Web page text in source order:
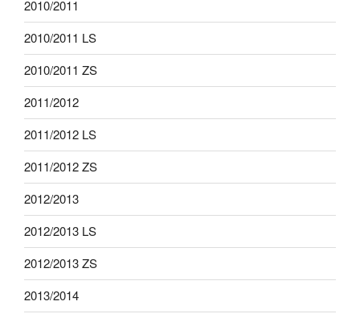
2010/2011
2010/2011 LS
2010/2011 ZS
2011/2012
2011/2012 LS
2011/2012 ZS
2012/2013
2012/2013 LS
2012/2013 ZS
2013/2014